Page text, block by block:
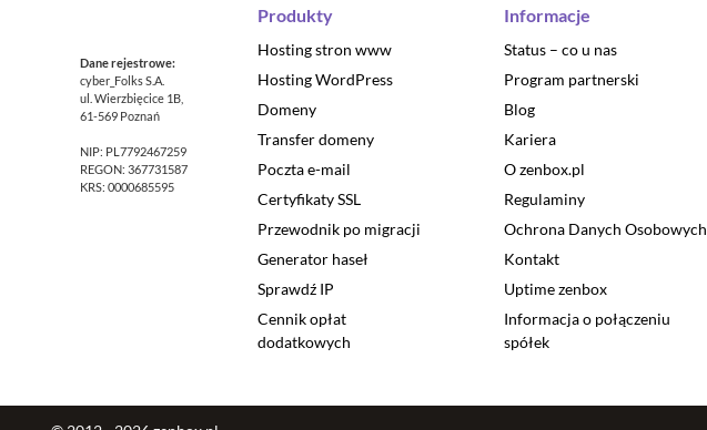
Dane rejestrowe:
cyber_Folks S.A.
ul. Wierzbięcice 1B,
61-569 Poznań
NIP: PL7792467259
REGON: 367731587
KRS: 0000685595
Produkty
Hosting stron www
Hosting WordPress
Domeny
Transfer domeny
Poczta e-mail
Certyfikaty SSL
Przewodnik po migracji
Generator haseł
Sprawdź IP
Cennik opłat
dodatkowych
Informacje
Status – co u nas
Program partnerski
Blog
Kariera
O zenbox.pl
Regulaminy
Ochrona Danych Osobowych
Kontakt
Uptime zenbox
Informacja o połączeniu
spółek